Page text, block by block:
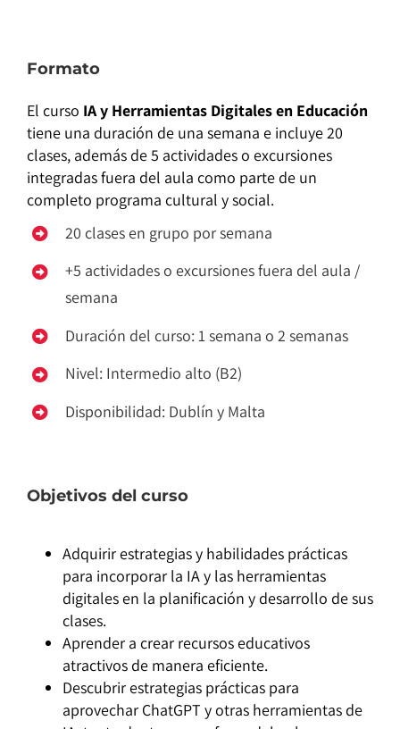
Formato
El curso IA y Herramientas Digitales en Educación
tiene una duración de una semana e incluye 20
clases, además de 5 actividades o excursiones
integradas fuera del aula como parte de un
completo programa cultural y social.
20 clases en grupo por semana
+5 actividades o excursiones fuera del aula /
semana
Duración del curso: 1 semana o 2 semanas
Nivel: Intermedio alto (B2)
Disponibilidad: Dublín y Malta
Objetivos del curso
Adquirir estrategias y habilidades prácticas
para incorporar la IA y las herramientas
digitales en la planificación y desarrollo de sus
clases.
Aprender a crear recursos educativos
atractivos de manera eficiente.
Descubrir estrategias prácticas para
aprovechar ChatGPT y otras herramientas de